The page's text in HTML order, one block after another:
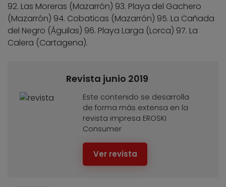
92. Las Moreras (Mazarrón) 93. Playa del Gachero
(Mazarrón) 94. Cobaticas (Mazarrón) 95. La Cañada
del Negro (Águilas) 96. Playa Larga (Lorca) 97. La
Calera (Cartagena).
Revista junio 2019
Este contenido se desarrolla
de forma más extensa en la
revista impresa EROSKI
Consumer
Ver revista